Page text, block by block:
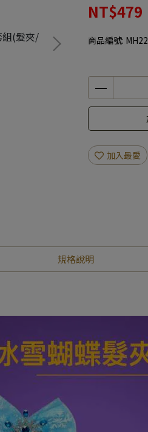
NT$479
商品編號:
加入最愛
規格說明